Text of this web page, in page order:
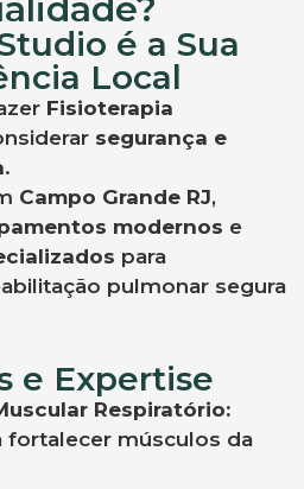
é a Sua
Local
Fisioterapia
segurança e
.
Campo Grande RJ,
modernos e
para
pulmonar segura
e Expertise
Respiratório:
fortalecer músculos da